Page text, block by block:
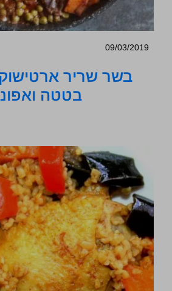
09/03/2019
בשר שריר
בטטה